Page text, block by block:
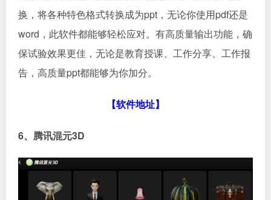
换，将各种特色格式转换成为ppt，无论你使用pdf还是
word，此软件都能够轻松应对。有高质量输出功能，确
保试验效果更佳，无论是教育授课、工作分享、工作报
告，高质量ppt都能够为你加分。
【软件地址】
6、腾讯混元3D